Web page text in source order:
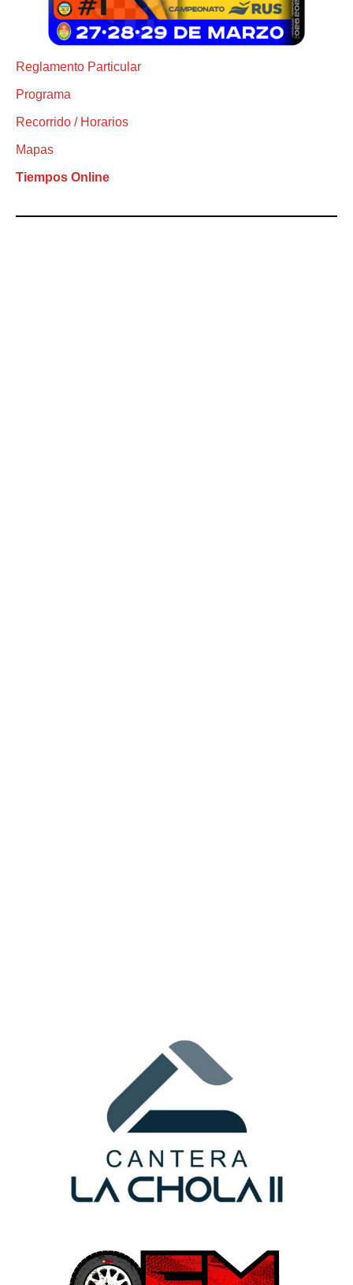
Reglamento Particular
Programa
Recorrido / Horarios
Mapas
Tiempos Online